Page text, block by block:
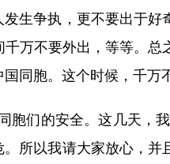
生争执，更不要出于
万不要外出，等等。
同胞。这个时候，千
胞们的安全。这几天，
所以我请大家放心，